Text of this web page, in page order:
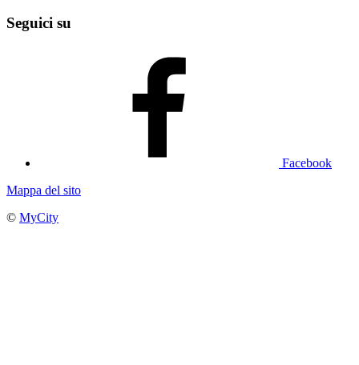
Seguici su
Facebook
Mappa del sito
© MyCity